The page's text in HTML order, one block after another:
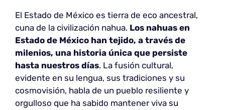
El Estado de México es tierra de eco ancestral,
cuna de la civilización nahua. Los nahuas en
Estado de México han tejido, a través de
milenios, una historia única que persiste
hasta nuestros días. La fusión cultural,
evidente en su lengua, sus tradiciones y su
cosmovisión, habla de un pueblo resiliente y
orgulloso que ha sabido mantener viva su